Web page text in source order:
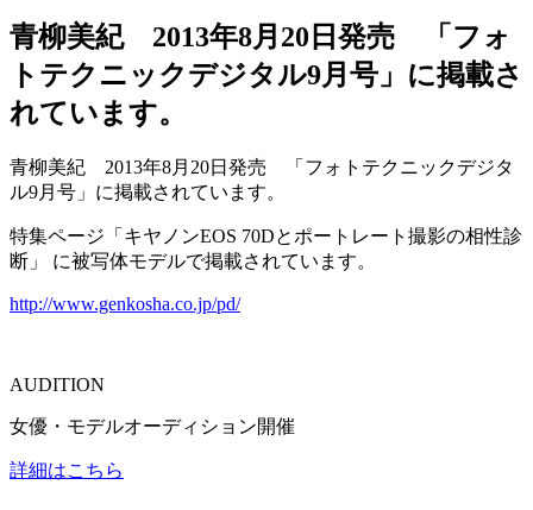
青柳美紀 2013年8月20日発売 「フォ
トテクニックデジタル9月号」に掲載さ
れています。
青柳美紀 2013年8月20日発売 「フォトテクニックデジタ
ル9月号」に掲載されています。
特集ページ「キヤノンEOS 70Dとポートレート撮影の相性診
断」 に被写体モデルで掲載されています。
http://www.genkosha.co.jp/pd/
AUDITION
女優・モデルオーディション開催
詳細はこちら